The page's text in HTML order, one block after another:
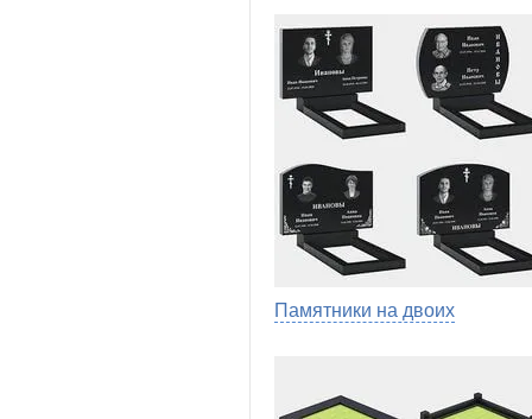
Памятники на двоих